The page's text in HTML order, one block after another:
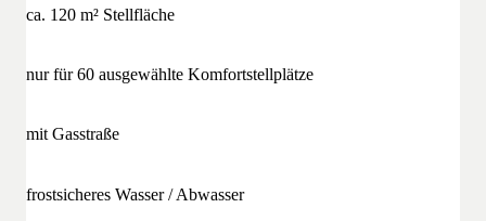
ca. 120 m² Stellfläche
nur für 60 ausgewählte Komfortstellplätze
mit Gasstraße
frostsicheres Wasser / Abwasser